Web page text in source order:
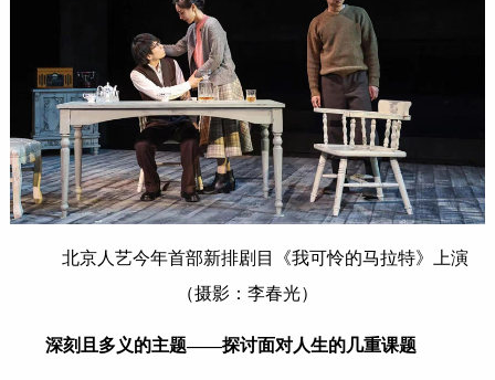
北京人艺今年首部新排剧目《我可怜的马拉特》上演
（摄影：李春光）
深刻且多义的主题——探讨面对人生的几重课题